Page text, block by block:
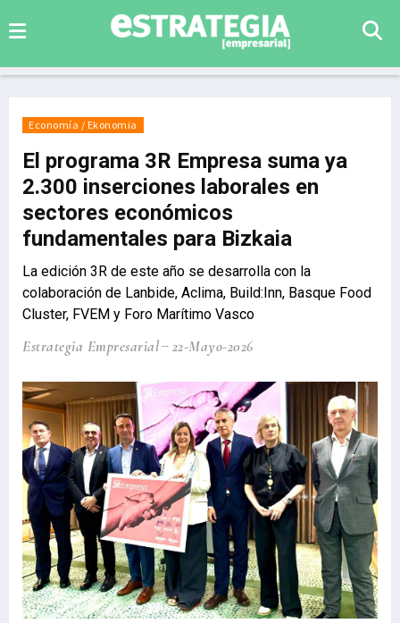
Economía / Ekonomia
El programa 3R Empresa suma ya
2.300 inserciones laborales en
sectores económicos
fundamentales para Bizkaia
La edición 3R de este año se desarrolla con la
colaboración de Lanbide, Aclima, Build:Inn, Basque Food
Cluster, FVEM y Foro Marítimo Vasco
Estrategia Empresarial 22-Mayo-2026